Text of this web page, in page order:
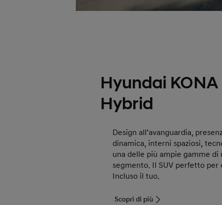
Hyundai KONA
Hybrid
Design all’avanguardia,
dinamica, interni spaziosi,
una delle più ampie gamme di
segmento. Il SUV perfetto per
Incluso il tuo.
Scopri di più